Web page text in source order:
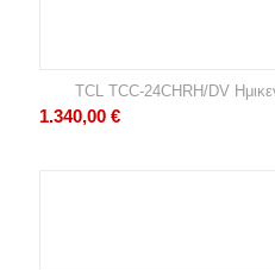
TCL TCC-24CHRH/DV
1.340,00 €